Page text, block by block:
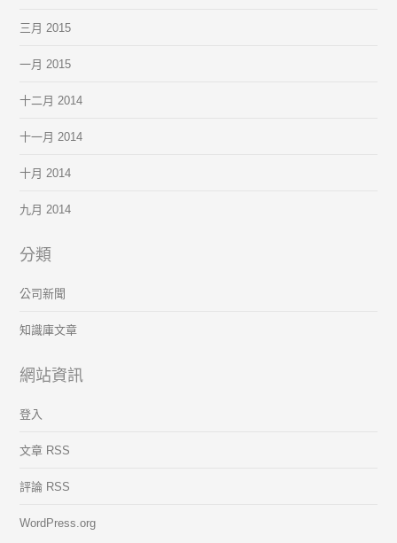
三月 2015
一月 2015
十二月 2014
十一月 2014
十月 2014
九月 2014
分類
公司新聞
知識庫文章
網站資訊
登入
文章 RSS
評論 RSS
WordPress.org